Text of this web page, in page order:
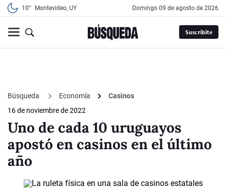
10° Montevideo, UY domingo 09 de agosto de 2026
Suscribite
Búsqueda Economía
Casinos
16 de noviembre de 2022
Uno de cada 10 uruguayos
apostó en casinos en el último
año